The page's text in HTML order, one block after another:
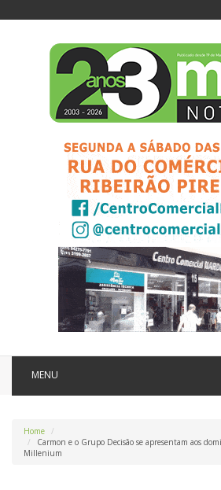
MENU
Home
Carmon e o Grupo Decisão se apresentam aos
Millenium